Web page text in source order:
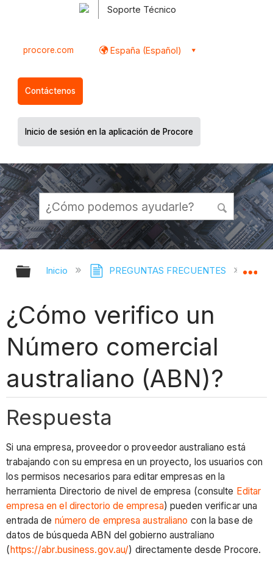
Soporte Técnico
procore.com España (Español)
Contáctenos
Inicio de sesión en la aplicación de Procore
Expandir/contraer jerarquía global
Inicio PREGUNTAS FRECUENTES
¿Cómo verifico un
Número comercial
australiano (ABN)?
Respuesta
Si una empresa, proveedor o proveedor australiano está
trabajando con su empresa en un proyecto, los usuarios con
los permisos necesarios para editar empresas en la
herramienta Directorio de nivel de empresa (consulte Editar
empresa en el directorio de empresa) pueden verificar una
entrada de número de empresa australiano con la base de
datos de búsqueda ABN del gobierno australiano
( https://abr.business.gov.au/) directamente desde Procore.